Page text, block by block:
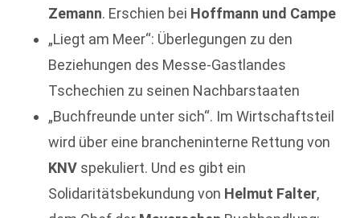
Zemann. Erschien bei Hoffmann und Campe
„Liegt am Meer“: Überlegungen zu den
Beziehungen des Messe-Gastlandes
Tschechien zu seinen Nachbarstaaten
„Buchfreunde unter sich“. Im Wirtschaftsteil
wird über eine brancheninterne Rettung von
KNV spekuliert. Und es gibt ein
Solidaritätsbekundung von Helmut Falter,